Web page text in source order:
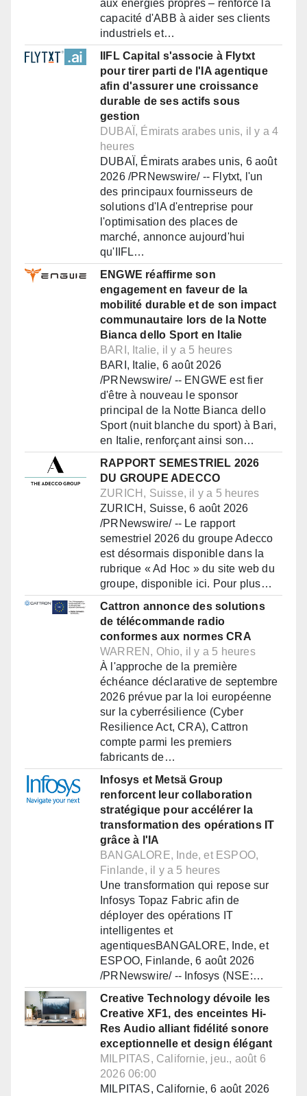
aux énergies propres – renforce la
capacité d'ABB à aider ses clients
industriels et…
IIFL Capital s'associe à Flytxt
pour tirer parti de l'IA agentique
afin d'assurer une croissance
durable de ses actifs sous
gestion
DUBAÏ, Émirats arabes unis, il y a 4
heures
DUBAÏ, Émirats arabes unis, 6 août
2026 /PRNewswire/ -- Flytxt, l'un
des principaux fournisseurs de
solutions d'IA d'entreprise pour
l'optimisation des places de
marché, annonce aujourd'hui
qu'IIFL…
ENGWE réaffirme son
engagement en faveur de la
mobilité durable et de son impact
communautaire lors de la Notte
Bianca dello Sport en Italie
BARI, Italie, il y a 5 heures
BARI, Italie, 6 août 2026
/PRNewswire/ -- ENGWE est fier
d'être à nouveau le sponsor
principal de la Notte Bianca dello
Sport (nuit blanche du sport) à Bari,
en Italie, renforçant ainsi son…
RAPPORT SEMESTRIEL 2026
DU GROUPE ADECCO
ZURICH, Suisse, il y a 5 heures
ZURICH, Suisse, 6 août 2026
/PRNewswire/ -- Le rapport
semestriel 2026 du groupe Adecco
est désormais disponible dans la
rubrique « Ad Hoc » du site web du
groupe, disponible ici. Pour plus…
Cattron annonce des solutions
de télécommande radio
conformes aux normes CRA
WARREN, Ohio, il y a 5 heures
À l'approche de la première
échéance déclarative de septembre
2026 prévue par la loi européenne
sur la cyberrésilience (Cyber
Resilience Act, CRA), Cattron
compte parmi les premiers
fabricants de…
Infosys et Metsä Group
renforcent leur collaboration
stratégique pour accélérer la
transformation des opérations IT
grâce à l'IA
BANGALORE, Inde, et ESPOO,
Finlande, il y a 5 heures
Une transformation qui repose sur
Infosys Topaz Fabric afin de
déployer des opérations IT
intelligentes et
agentiquesBANGALORE, Inde, et
ESPOO, Finlande, 6 août 2026
/PRNewswire/ -- Infosys (NSE:…
Creative Technology dévoile les
Creative XF1, des enceintes Hi-
Res Audio alliant fidélité sonore
exceptionnelle et design élégant
MILPITAS, Californie, jeu., août 6
2026 06:00
MILPITAS, Californie, 6 août 2026